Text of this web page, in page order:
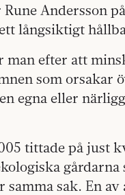
Andersson
långsiktigt
man efter att
som orsakar
egna eller
tittade på just
sak. En